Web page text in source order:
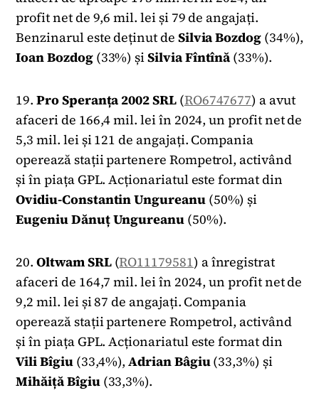
profit net de 9,6 mil. lei și 79 de angajați.
Benzinarul este deținut de SilviaBozdog (34%),
Ioan Bozdog(33%) șiSilvia Fîntînă (33%).
19.Pro Speranța 2002 SRL(RO6747677) a avut
afaceri de 166,4 mil. lei în 2024, un profit net de
5,3 mil. lei și 121 de angajați. Compania
operează stații partenere Rompetrol, activând
și în piața GPL. Acționariatul este format din
Ovidiu-Constantin Ungureanu(50%) și
Eugeniu Dănuț Ungureanu (50%).
20.Oltwam SRL (RO11179581) a înregistrat
afaceri de 164,7 mil. lei în 2024, un profit net de
9,2 mil. lei și 87 de angajați. Compania
operează stații partenere Rompetrol, activând
și în piața GPL. Acționariatul este format din
Vili Bîgiu(33,4%),Adrian Bâgiu(33,3%) și
Mihăiță Bîgiu (33,3%).